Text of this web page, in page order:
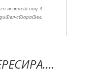
возраст над 3
старател.